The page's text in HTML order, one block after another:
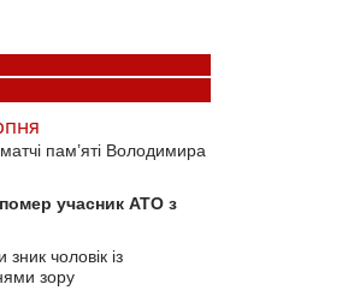
пам’яті Володимира
учасник АТО з
чоловік із
зору